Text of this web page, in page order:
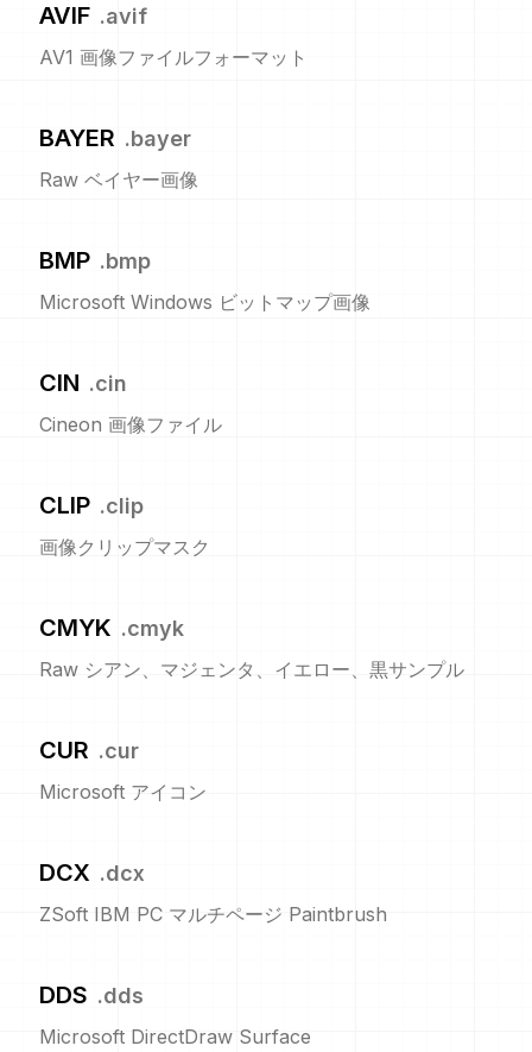
AVIF .avif
AV1 画像ファイルフォーマット
BAYER .bayer
Raw ベイヤー画像
BMP .bmp
Microsoft Windows ビットマップ画像
CIN .cin
Cineon 画像ファイル
CLIP .clip
画像クリップマスク
CMYK .cmyk
Raw シアン、マジェンタ、イエロー、黒サンプル
CUR .cur
Microsoft アイコン
DCX .dcx
ZSoft IBM PC マルチページ Paintbrush
DDS .dds
Microsoft DirectDraw Surface